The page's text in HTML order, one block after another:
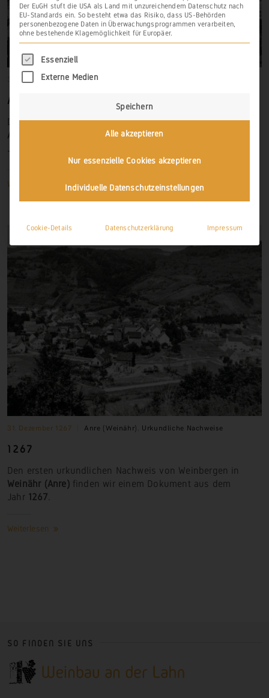
31. Dezember 1267 Anre (Weinähr)
ANRE (WEINÄHR)
Den ersten urkundlichen Nachweis von Weinbergen zu
Anre
(Weinähr) finden wir einem Dokument aus dem
Jahr
Weiterlesen
31. Dezember 1267 Anre (Weinähr) Urkundliche Nachweise
1267
Den ersten urkundlichen Nachweis von Weinbergen in
Weinähr (Anre)finden wir einem Dokument aus dem
Jahr 1267.
Weiterlesen
SO FINDEN SIE UNS
Der EuGH stuft die USA als Land mit unzureichendem Datenschutz nach
EU-Standards ein. So besteht etwa das Risiko, dass US-Behörden
personenbezogene Daten in Überwachungsprogrammen verarbeiten,
ohne bestehende Klagemöglichkeit für Europäer.
Es folgt eine Liste der Service-Gruppen, für
Essenziell
Externe Medien
Speichern
Alle akzeptieren
Nur essenzielle Cookies akzeptieren
Individuelle Datenschutzeinstellungen
Cookie-Details Datenschutzerklärung Impressum